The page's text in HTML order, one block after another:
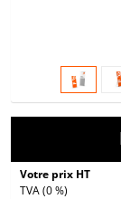
Votre prix HT
TVA (0 %)